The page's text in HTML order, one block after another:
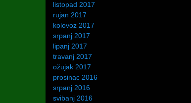
listopad 2017
rujan 2017
kolovoz 2017
srpanj 2017
lipanj 2017
travanj 2017
ožujak 2017
prosinac 2016
srpanj 2016
svibanj 2016